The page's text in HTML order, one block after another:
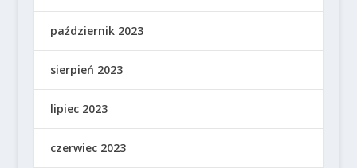
październik 2023
sierpień 2023
lipiec 2023
czerwiec 2023